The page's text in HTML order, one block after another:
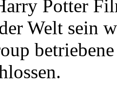
Potter
Welt sein